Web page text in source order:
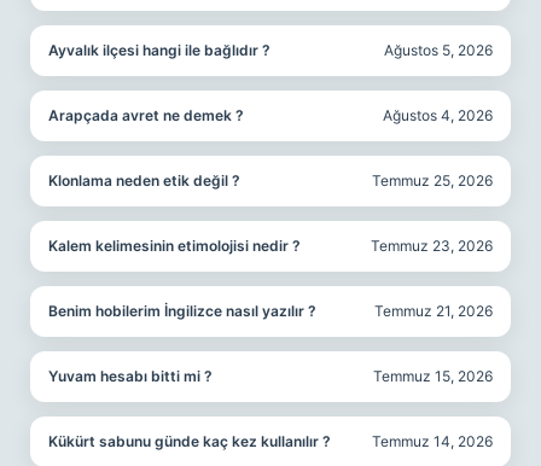
Ayvalık ilçesi hangi ile bağlıdır ? Ağustos 5, 2026
Arapçada avret ne demek ? Ağustos 4, 2026
Klonlama neden etik değil ? Temmuz 25, 2026
Kalem kelimesinin etimolojisi nedir ? Temmuz 23, 2026
Benim hobilerim İngilizce nasıl yazılır ? Temmuz 21, 2026
Yuvam hesabı bitti mi ? Temmuz 15, 2026
Kükürt sabunu günde kaç kez kullanılır ? Temmuz 14, 2026